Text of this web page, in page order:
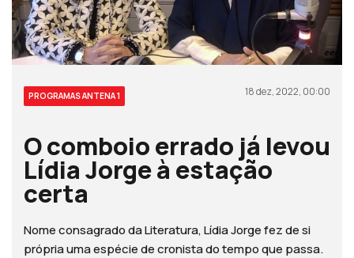
PROGRAMAS ANTENA 1 18 dez, 2022, 00:00
O comboio errado já levou
Lídia Jorge à estação
certa
Nome consagrado da Literatura, Lídia Jorge fez de si
própria uma espécie de cronista do tempo que passa.